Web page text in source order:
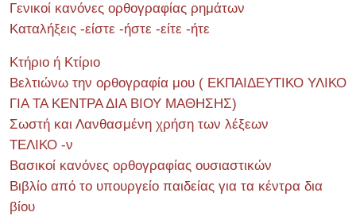
Γενικοί κανόνες ορθογραφίας ρημάτων
Καταλήξεις -είστε -ήστε -είτε -ήτε
Κτήριο ή Κτίριο
Βελτιώνω την ορθογραφία μου ( ΕΚΠΑΙΔΕΥΤΙΚΟ ΥΛΙΚΟ
ΓΙΑ ΤΑ ΚΕΝΤΡΑ ΔΙΑ ΒΙΟΥ ΜΑΘΗΣΗΣ)
Σωστή και Λανθασμένη χρήση των λέξεων
ΤΕΛΙΚΟ -ν
Βασικοί κανόνες ορθογραφίας ουσιαστικών
Βιβλίο από το υπουργείο παιδείας για τα κέντρα δια
βίου